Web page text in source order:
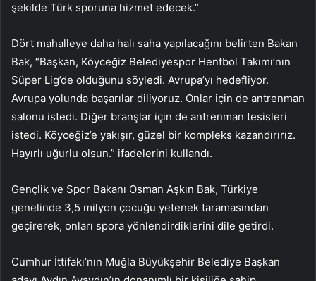
şekilde Türk sporuna hizmet edecek.”
Dört mahalleye daha halı saha yapılacağını belirten Bakan
Bak, “Başkan, Köyceğiz Belediyespor Hentbol Takımı’nın
Süper Lig’de olduğunu söyledi. Avrupa’yı hedefliyor.
Avrupa yolunda başarılar diliyoruz. Onlar için de antrenman
salonu istedi. Diğer branşlar için de antrenman tesisleri
istedi. Köyceğiz’e yakışır, güzel bir kompleks kazandırırız.
Hayırlı uğurlu olsun.” ifadelerini kullandı.
Gençlik ve Spor Bakanı Osman Aşkın Bak, Türkiye
genelinde 3,5 milyon çocuğu yetenek taramasından
geçirerek, onları spora yönlendirdiklerini dile getirdi.
Cumhur İttifakı’nın Muğla Büyükşehir Belediye Başkan